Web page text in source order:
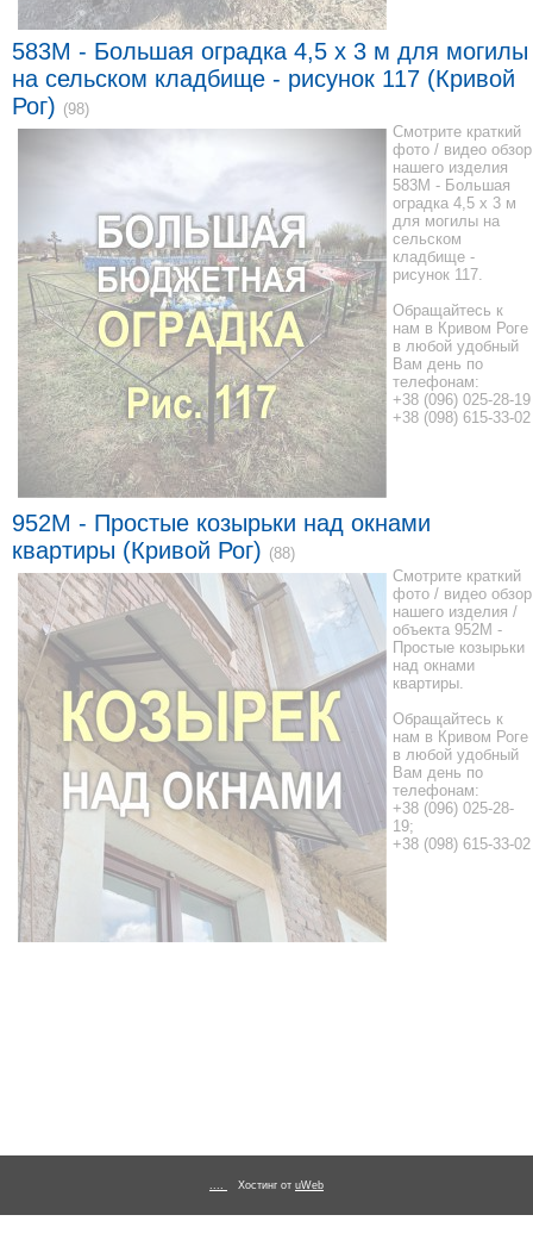
583M - Большая оградка 4,5 x 3 м для могилы
на сельском кладбище - рисунок 117 (Кривой
Рог) (98)
Смотрите краткий
фото / видео обзор
нашего изделия
583M - Большая
оградка 4,5 x 3 м
для могилы на
сельском
кладбище -
рисунок 117.
Обращайтесь к
нам в Кривом Роге
в любой удобный
Вам день по
телефонам:
+38 (096) 025-28-19
+38 (098) 615-33-02
952М - Простые козырьки над окнами
квартиры (Кривой Рог) (88)
Смотрите краткий
фото / видео обзор
нашего изделия /
объекта 952М -
Простые козырьки
над окнами
квартиры.
Обращайтесь к
нам в Кривом Роге
в любой удобный
Вам день по
телефонам:
+38 (096) 025-28-
19;
+38 (098) 615-33-02
.... Хостинг от uWeb